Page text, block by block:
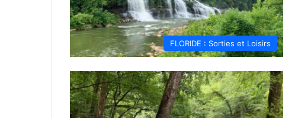
FLORIDE : Sorties et Loisirs